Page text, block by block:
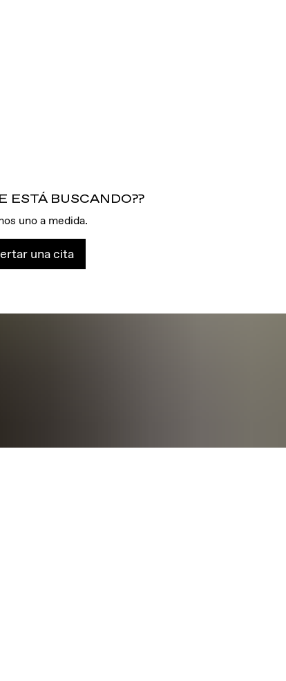
ESTÁ BUSCANDO??
uno a medida.
una cita